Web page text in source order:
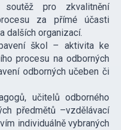
soutěž pro zkvalitnění
za přímé účasti
dalších organizací.
škol – aktivita ke
procesu na odborných
odborných učeben či
učitelů odborného
předmětů –vzdělávací
individuálně vybraných